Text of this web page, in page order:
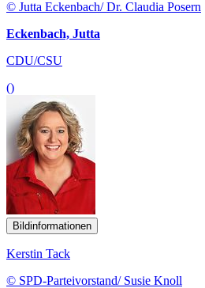
© Jutta Eckenbach/ Dr. Claudia Posern
Eckenbach, Jutta
CDU/CSU
()
Bildinformationen
Kerstin Tack
© SPD-Parteivorstand/ Susie Knoll